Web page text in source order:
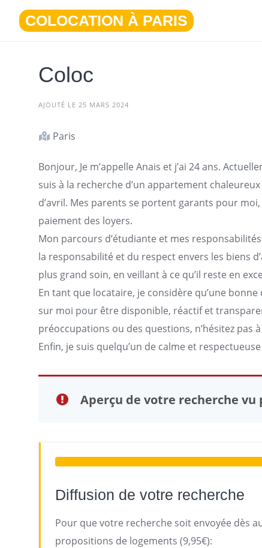
contenu
COLOCATION À PARIS
Coloc
AJOUTÉ LE 25 MARS 2024
Paris
Bonjour, Je m’appelle Anais et j’ai 24 ans.
suis à la recherche d’un appartement
d’avril. Mes parents se portent garants pour
paiement des loyers.
Mon parcours d’étudiante et mes
la responsabilité et du respect envers les biens
plus grand soin, en veillant à ce qu’il reste en
En tant que locataire, je considère qu’une
sur moi pour être disponible, réactif et
préoccupations ou des questions, n’hésitez pas
Enfin, je suis quelqu’un de calme et
Aperçu de votre recherche
Diffusion de votre recherche
Pour que votre recherche soit envoyée dès
propositions de logements (9,95€):